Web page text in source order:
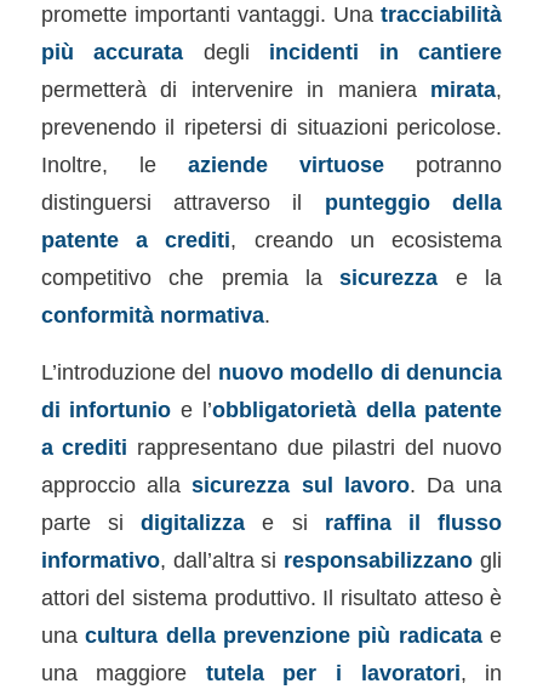
promette importanti vantaggi. Unatracciabilità
più accurata degli incidenti in cantiere
permetterà di intervenire in maniera mirata,
prevenendo il ripetersi di situazioni pericolose.
Inoltre, le aziende virtuose potranno
distinguersi attraverso il punteggio della
patente a crediti, creando un ecosistema
competitivo che premia lasicurezza e la
conformità normativa.
L’introduzione del nuovo modello di denuncia
di infortunio e l’obbligatorietà della patente
a crediti rappresentano due pilastri del nuovo
approccio allasicurezza sul lavoro. Da una
parte sidigitalizza e si raffina il flusso
informativo, dall’altra si responsabilizzano gli
attori del sistema produttivo. Il risultato atteso è
unacultura della prevenzione più radicatae
una maggiore tutela per i lavoratori, in